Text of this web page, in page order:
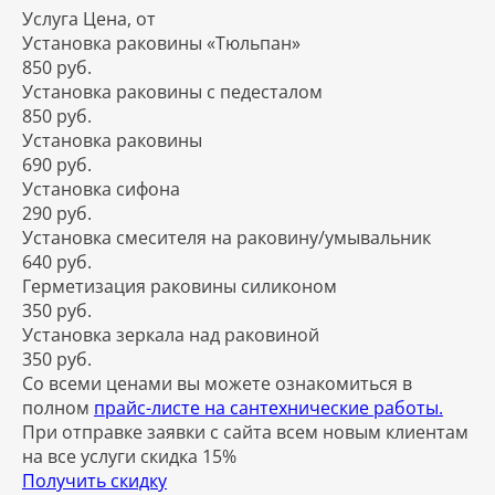
Услуга Цена, от
Установка раковины «Тюльпан»
850 руб.
Установка раковины с педесталом
850 руб.
Установка раковины
690 руб.
Установка сифона
290 руб.
Установка смесителя на раковину/умывальник
640 руб.
Герметизация раковины силиконом
350 руб.
Установка зеркала над раковиной
350 руб.
Со всеми ценами вы можете ознакомиться в
полном прайс-листе на сантехнические работы.
При отправке заявки с сайта всем новым клиентам
на все услуги скидка 15%
Получить скидку